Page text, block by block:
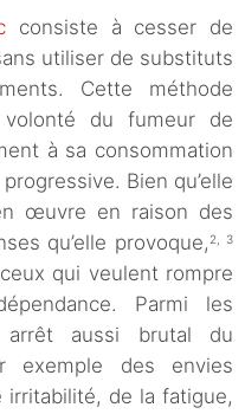
consiste à cesser de
utiliser de substituts
Cette méthode
du fumeur de
à sa consommation
Bien qu’elle
œuvre en raison des
qu’elle provoque, 2, 3
qui veulent rompre
Parmi les
arrêt aussi brutal du
exemple des envies
de la fatigue,